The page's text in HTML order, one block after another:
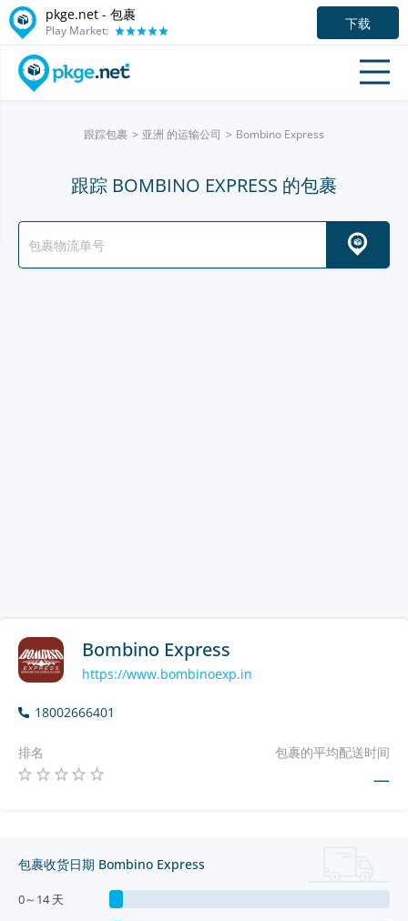
pkge.net - 包裹
Play Market: 下载
跟踪包裹 亚洲 的运输公司 Bombino Express
跟踪 BOMBINO EXPRESS 的包裹
Bombino Express
https://www.bombinoexp.in
18002666401
排名 包裹的平均配送时间
—
包裹收货日期 Bombino Express
0～14 天